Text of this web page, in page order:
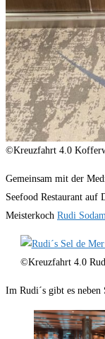
©Kreuzfahrt 4.0
Gemeinsam mit der
Seefood Restaurant auf
Meisterkoch Rudi
©Kreuzfahrt 4.0
Im Rudi´s gibt es neben